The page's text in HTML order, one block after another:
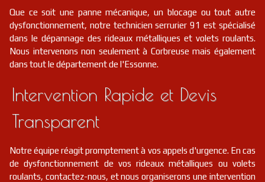
Que ce soit une panne mécanique, un blocage ou tout autre
dysfonctionnement, notre technicien serrurier 91 est spécialisé
dans le dépannage des rideaux métalliques et volets roulants.
Nous intervenons non seulement à Corbreuse mais également
dans tout le département de l'Essonne.
Intervention Rapide et Devis
Transparent
Notre équipe réagit promptement à vos appels d'urgence. En cas
de dysfonctionnement de vos rideaux métalliques ou volets
roulants, contactez-nous, et nous organiserons une intervention